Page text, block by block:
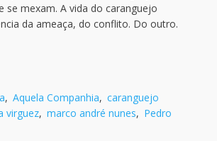
se mexam. A vida do caranguejo
da ameaça, do conflito. Do outro.
, Aquela Companhia, caranguejo
virguez, marco andré nunes, Pedro